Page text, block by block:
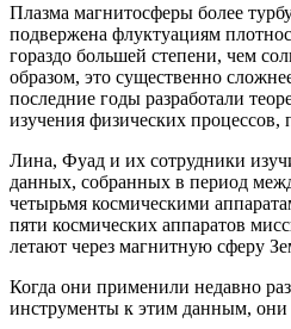
Плазма магнитосферы более
подвержена флуктуациям
гораздо большей степени, чем
образом, это существенно
последние годы разработали
изучения физических процессов,
Лина, Фуад и их сотрудники
данных, собранных в период
четырьмя космическими
пяти космических аппаратов
летают через магнитную сферу
Когда они применили недавно
инструменты к этим данным, они